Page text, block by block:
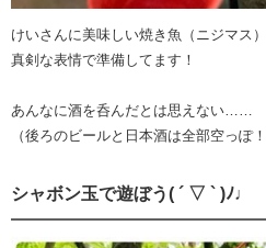
けいさんに美味しい焼き魚（ニジマス）
真剣な表情で準備してます！
あんなに酒を呑んだとは思えない……
（後ろのビールと日本酒は全部空っぽ！
シャボン玉で遊ぼう( ´ ▽ ` )ﾉ♩